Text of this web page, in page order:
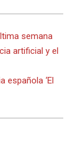
semana
artificial y el
española ‘El